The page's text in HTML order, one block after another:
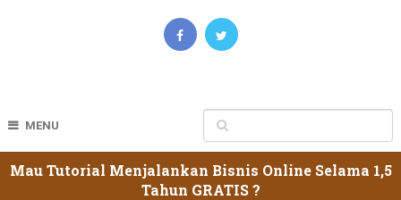
MENU
Mau Tutorial Menjalankan Bisnis Online Selama 1,5
Tahun GRATIS ?